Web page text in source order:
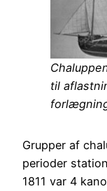
til
Grupper af
perioder
1811 var 4